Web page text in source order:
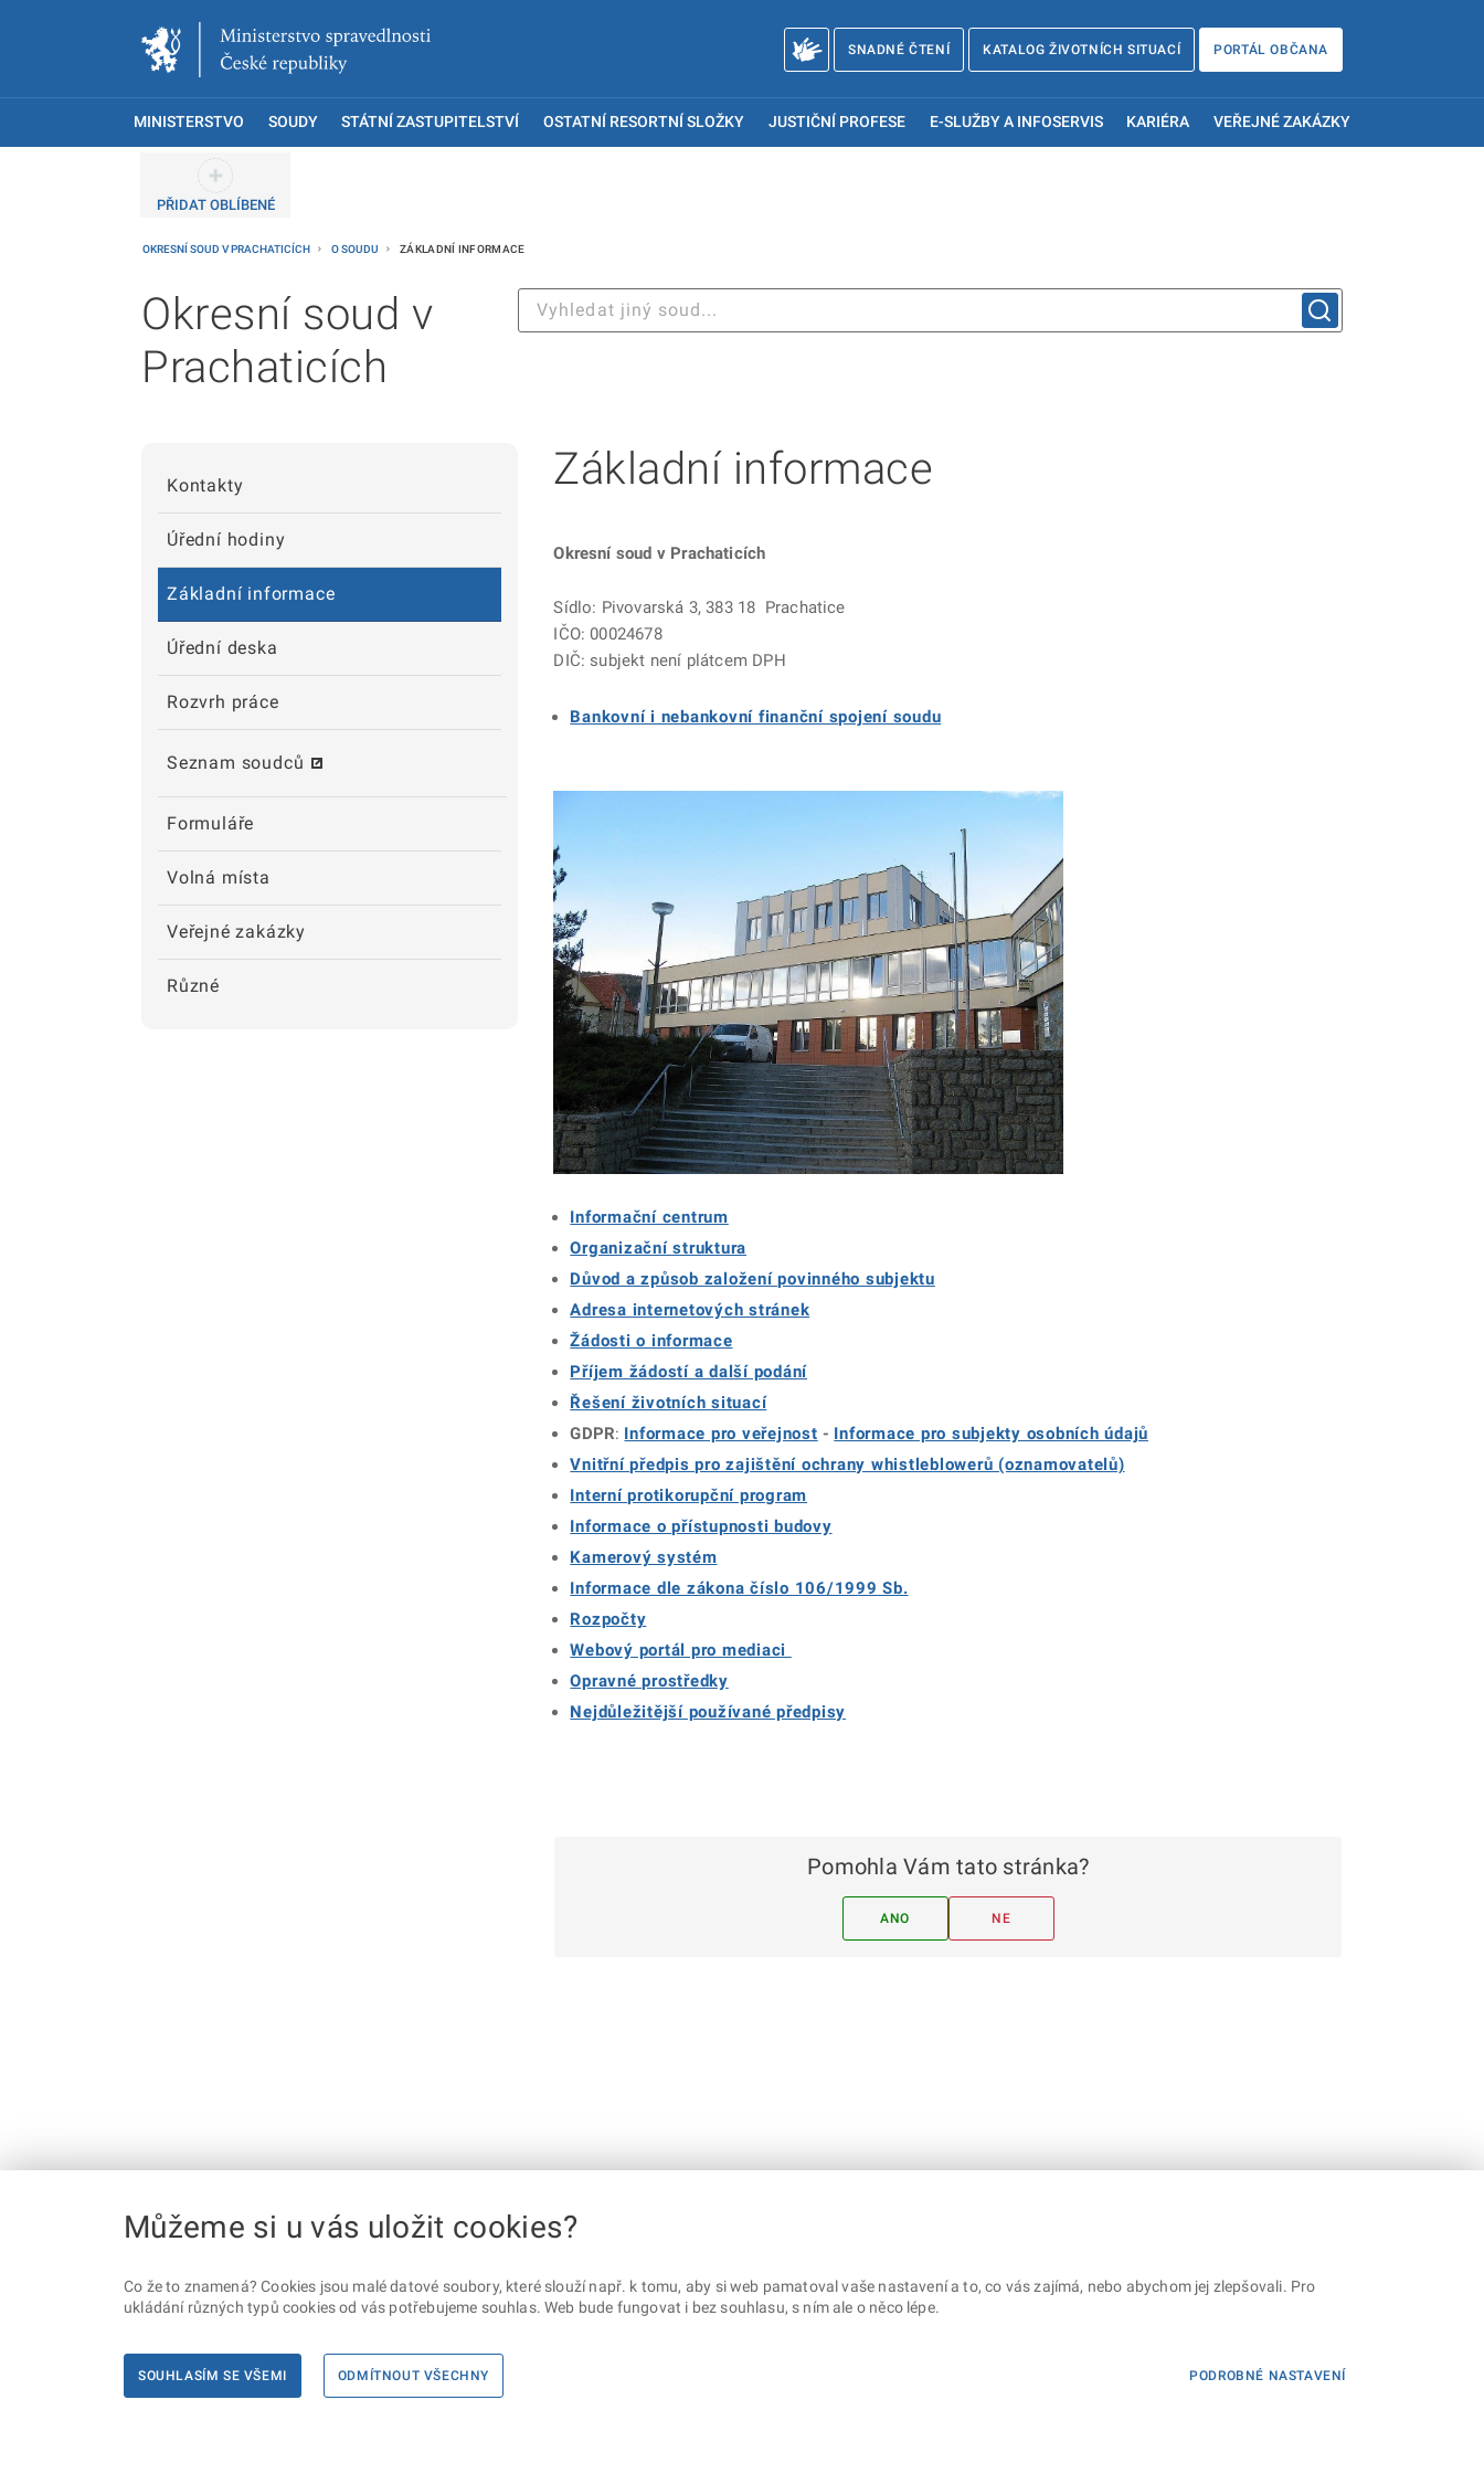
SNADNÉ ČTENÍ KATALOG ŽIVOTNÍCH SITUACÍ PORTÁL OBČANA
MINISTERSTVO SOUDY STÁTNÍ ZASTUPITELSTVÍ OSTATNÍ RESORTNÍ SLOŽKY JUSTIČNÍ PROFESE E-SLUŽBY A INFOSERVIS KARIÉRA VEŘEJNÉ ZAKÁZKY
PŘIDAT OBLÍBENÉ
OKRESNÍ SOUD V PRACHATICÍCH O SOUDU ZÁKLADNÍ INFORMACE
Okresní soud v
Prachaticích
Kontakty
Úřední hodiny
Základní informace
Úřední deska
Rozvrh práce
Seznam soudců
Formuláře
Volná místa
Veřejné zakázky
Různé
Základní informace
Okresní soud v Prachaticích
Sídlo: Pivovarská 3, 383 18 Prachatice
IČO: 00024678
DIČ: subjekt není plátcem DPH
Bankovní i nebankovní finanční spojení soudu
Informační centrum
Organizační struktura
Důvod a způsob založení povinného subjektu
Adresa internetových stránek
Žádosti o informace
Příjem žádostí a další podání
Řešení životních situací
GDPR: Informace pro veřejnost - Informace pro subjekty osobních údajů
Vnitřní předpis pro zajištění ochrany whistleblowerů (oznamovatelů)
Interní protikorupční program
Informace o přístupnosti budovy
Kamerový systém
Informace dle zákona číslo 106/1999 Sb.
Rozpočty
Webový portál pro mediaci
Opravné prostředky
Nejdůležitější používané předpisy
Pomohla Vám tato stránka?
ANO NE
Můžeme si u vás uložit cookies?
Co že to znamená? Cookies jsou malé datové soubory, které slouží např. k tomu, aby si web pamatoval vaše nastavení a to, co vás zajímá, nebo abychom jej zlepšovali. Pro
ukládání různých typů cookies od vás potřebujeme souhlas. Web bude fungovat i bez souhlasu, s ním ale o něco lépe.
SOUHLASÍM SE VŠEMI ODMÍTNOUT VŠECHNY PODROBNÉ NASTAVENÍ